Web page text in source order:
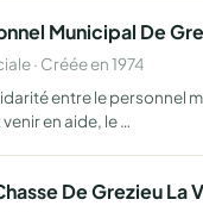
Municipal De
· Créée en 1974
entre le
en aide, le …
De Grezieu La